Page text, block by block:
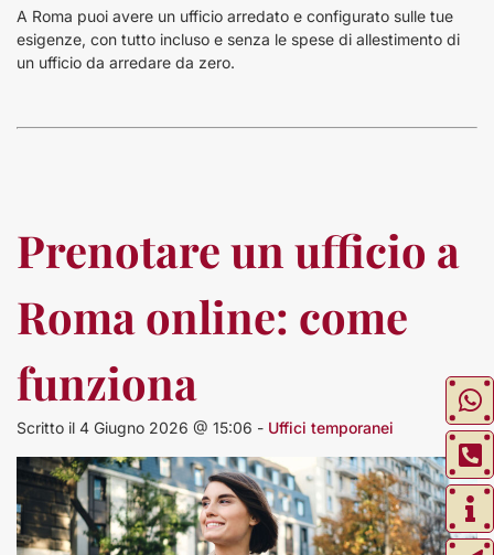
A Roma puoi avere un ufficio arredato e configurato sulle tue
esigenze, con tutto incluso e senza le spese di allestimento di
un ufficio da arredare da zero.
Prenotare un ufficio a
Roma online: come
funziona
Scritto il 4 Giugno 2026 @ 15:06 - Uffici temporanei